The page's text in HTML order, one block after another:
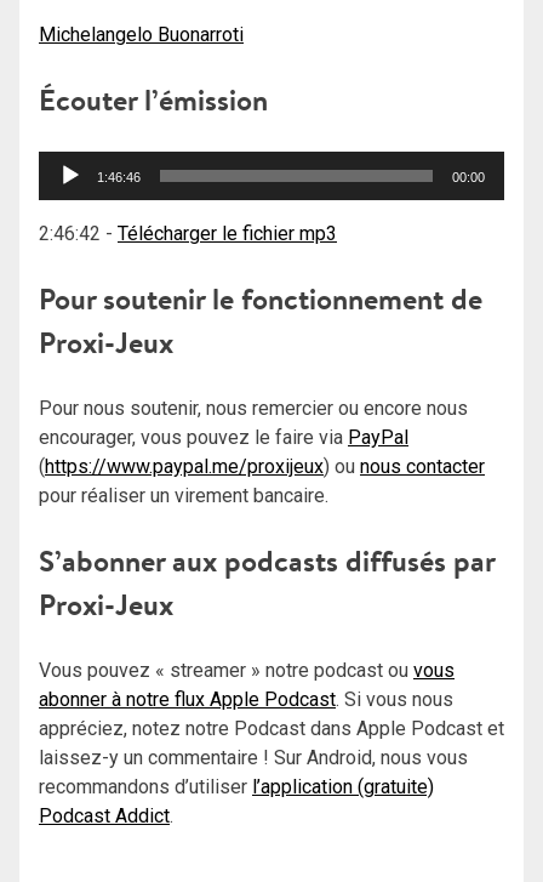
Michelangelo Buonarroti
Écouter l’émission
Lecteur
1:46:46 00:00
2:46:42 - Télécharger le fichier mp3
Pour soutenir le fonctionnement de
Proxi-Jeux
Pour nous soutenir, nous remercier ou encore nous
encourager, vous pouvez le faire via PayPal
(https://www.paypal.me/proxijeux) ou nous contacter
pour réaliser un virement bancaire.
S’abonner aux podcasts diffusés par
Proxi-Jeux
Vous pouvez « streamer » notre podcast ou vous
abonner à notre flux Apple Podcast. Si vous nous
appréciez, notez notre Podcast dans Apple Podcast et
laissez-y un commentaire ! Sur Android, nous vous
recommandons d’utiliser l’application (gratuite)
Podcast Addict.